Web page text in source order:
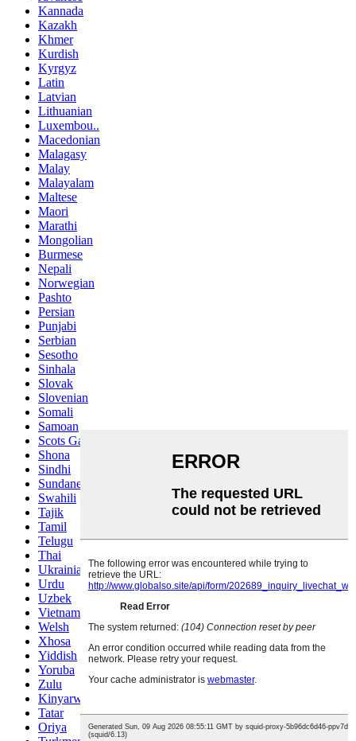
Kannada
Kazakh
Khmer
Kurdish
Kyrgyz
Latin
Latvian
Lithuanian
Luxembou..
Macedonian
Malagasy
Malay
Malayalam
Maltese
Maori
Marathi
Mongolian
Burmese
Nepali
Norwegian
Pashto
Persian
Punjabi
Serbian
Sesotho
Sinhala
Slovak
Slovenian
Somali
Samoan
Scots Gaelic
Shona
Sindhi
Sundanese
Swahili
Tajik
Tamil
Telugu
Thai
Ukrainian
Urdu
Uzbek
Vietnamese
Welsh
Xhosa
Yiddish
Yoruba
Zulu
Kinyarwanda
Tatar
Oriya